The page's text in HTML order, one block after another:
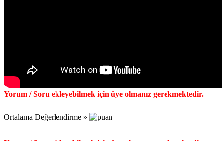
Yorum / Soru ekleyebilmek için üye olmanız gerekmektedir.
Ortalama Değerlendirme »